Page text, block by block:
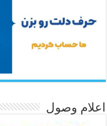
اعلام وصول